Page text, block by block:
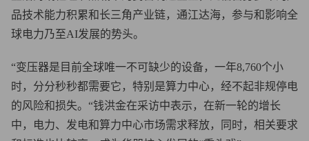
品技术能力积累和长三角产业链，通江达海，参与和影响全
球电力乃至AI发展的势头。
“变压器是目前全球唯一不可缺少的设备，一年8,760个小
时，分分秒秒都需要它，特别是算力中心，经不起非规停电
的风险和损失。“钱洪金在采访中表示，在新一轮的增长
中，电力、发电和算力中心市场需求释放，同时，相关要求